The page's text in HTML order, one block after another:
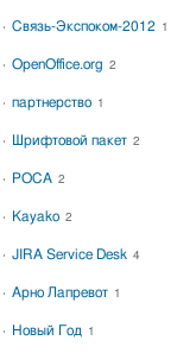
Связь-Экспоком-2012 1
OpenOffice.org 2
партнерство 1
Шрифтовой пакет 2
РОСА 2
Kayako 2
JIRA Service Desk 4
Арно Лапревот 1
Новый Год 1